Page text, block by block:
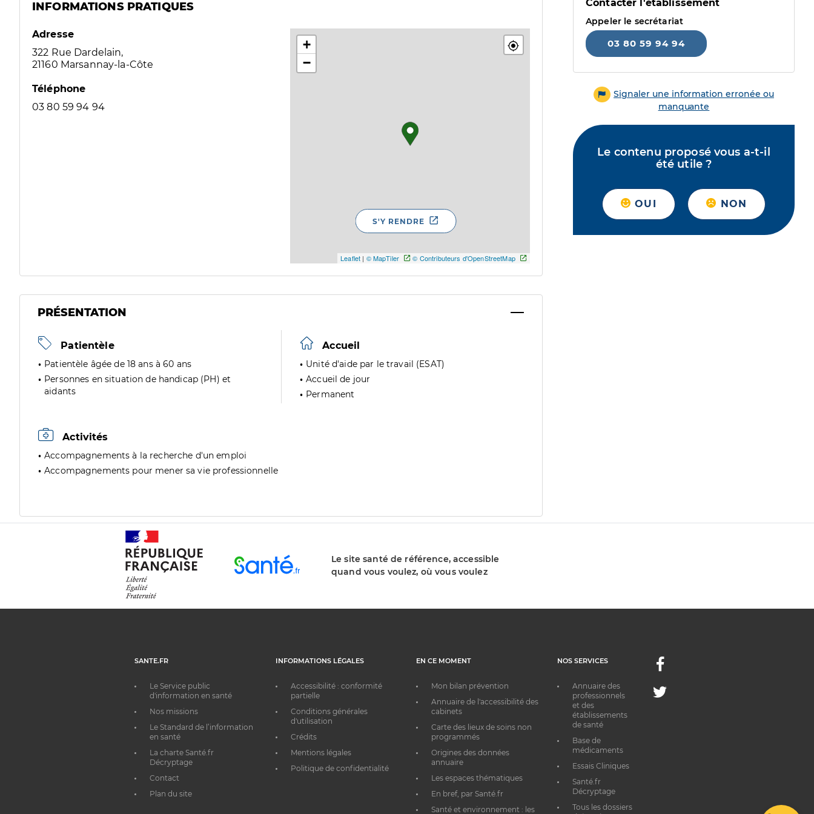
INFORMATIONS PRATIQUES
Adresse
322 Rue Dardelain,
21160 Marsannay-la-Côte
Téléphone
03 80 59 94 94
+
−
Leaflet | © MapTiler © Contributeurs d'OpenStreetMap
S'Y RENDRE
PRÉSENTATION
Patientèle
Patientèle âgée de 18 ans à 60 ans
Personnes en situation de handicap (PH) et
aidants
Accueil
Unité d'aide par le travail (ESAT)
Accueil de jour
Permanent
Activités
Accompagnements à la recherche d'un emploi
Accompagnements pour mener sa vie professionnelle
Contacter l'établissement
Appeler le secrétariat
03 80 59 94 94
Signaler une information erronée ou
manquante
Le contenu proposé vous a-t-il
été utile ?
OUI NON
Le site santé de référence, accessible
quand vous voulez, où vous voulez
SANTE.FR
Le Service public
d'information en santé
Nos missions
Le Standard de l’information
en santé
La charte Santé.fr
Décryptage
Contact
Plan du site
INFORMATIONS LÉGALES
Accessibilité : conformité
partielle
Conditions générales
d'utilisation
Crédits
Mentions légales
Politique de confidentialité
EN CE MOMENT
Mon bilan prévention
Annuaire de l'accessibilité des
cabinets
Carte des lieux de soins non
programmés
Origines des données
annuaire
Les espaces thématiques
En bref, par Santé.fr
Santé et environnement : les
NOS SERVICES
Annuaire des
professionnels
et des
établissements
de santé
Base de
médicaments
Essais Cliniques
Santé.fr
Décryptage
Tous les dossiers
Facebook
Twitter